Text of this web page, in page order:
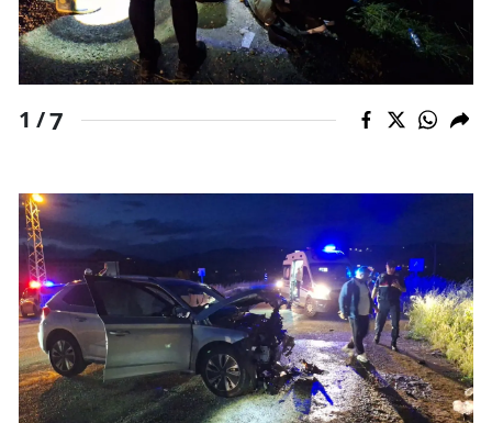
İstanbul
Kırklareli
Kırşehir
Kocaeli
Konya
Kütahya
1 /7